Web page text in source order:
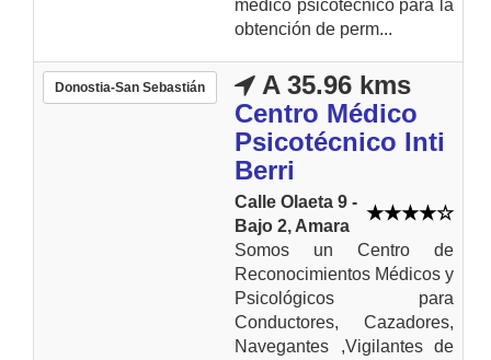
médico psicotécnico para la
obtención de perm...
Donostia-San Sebastián
A 35.96 kms
Centro Médico
Psicotécnico Inti
Berri
Calle Olaeta 9 -
Bajo 2, Amara
Somos un Centro de
Reconocimientos Médicos y
Psicológicos para
Conductores, Cazadores,
Navegantes ,Vigilantes de